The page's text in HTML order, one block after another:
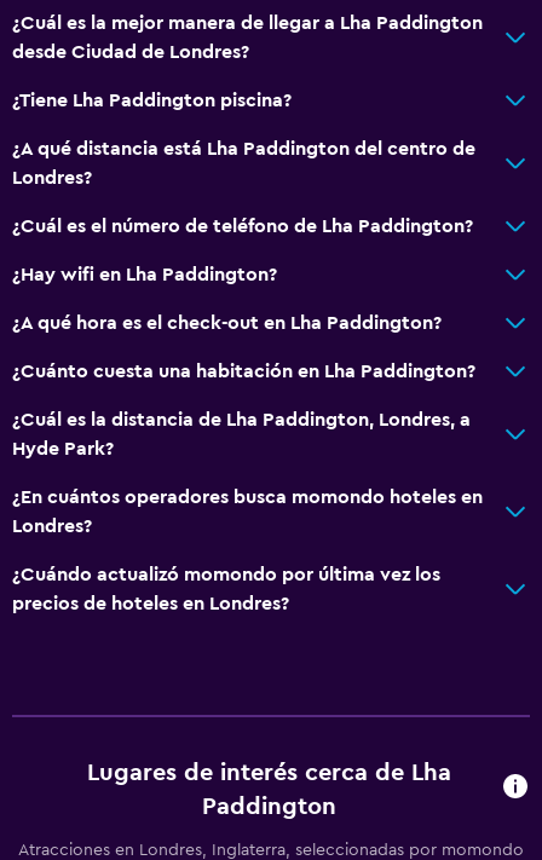
Insonorización
Alfombrado
Cámaras CCTV en el exterior
Cámaras CCTV en zonas comunes
Recepción 24 horas
Acceso con tarjeta
Zona de trabajo
Fax/fotocopiadora
Escritorio
Sistema de entretenimiento
Sala de estar/TV compartida
¿Cuál es la mejor manera de llegar a Lha Paddington
desde Ciudad de Londres?
¿Tiene Lha Paddington piscina?
¿A qué distancia está Lha Paddington del centro de
Londres?
¿Cuál es el número de teléfono de Lha Paddington?
¿Hay wifi en Lha Paddington?
¿A qué hora es el check-out en Lha Paddington?
¿Cuánto cuesta una habitación en Lha Paddington?
¿Cuál es la distancia de Lha Paddington, Londres, a
Hyde Park?
¿En cuántos operadores busca momondo hoteles en
Londres?
¿Cuándo actualizó momondo por última vez los
precios de hoteles en Londres?
Lugares de interés cerca de Lha
Paddington
Atracciones en Londres, Inglaterra, seleccionadas por momondo